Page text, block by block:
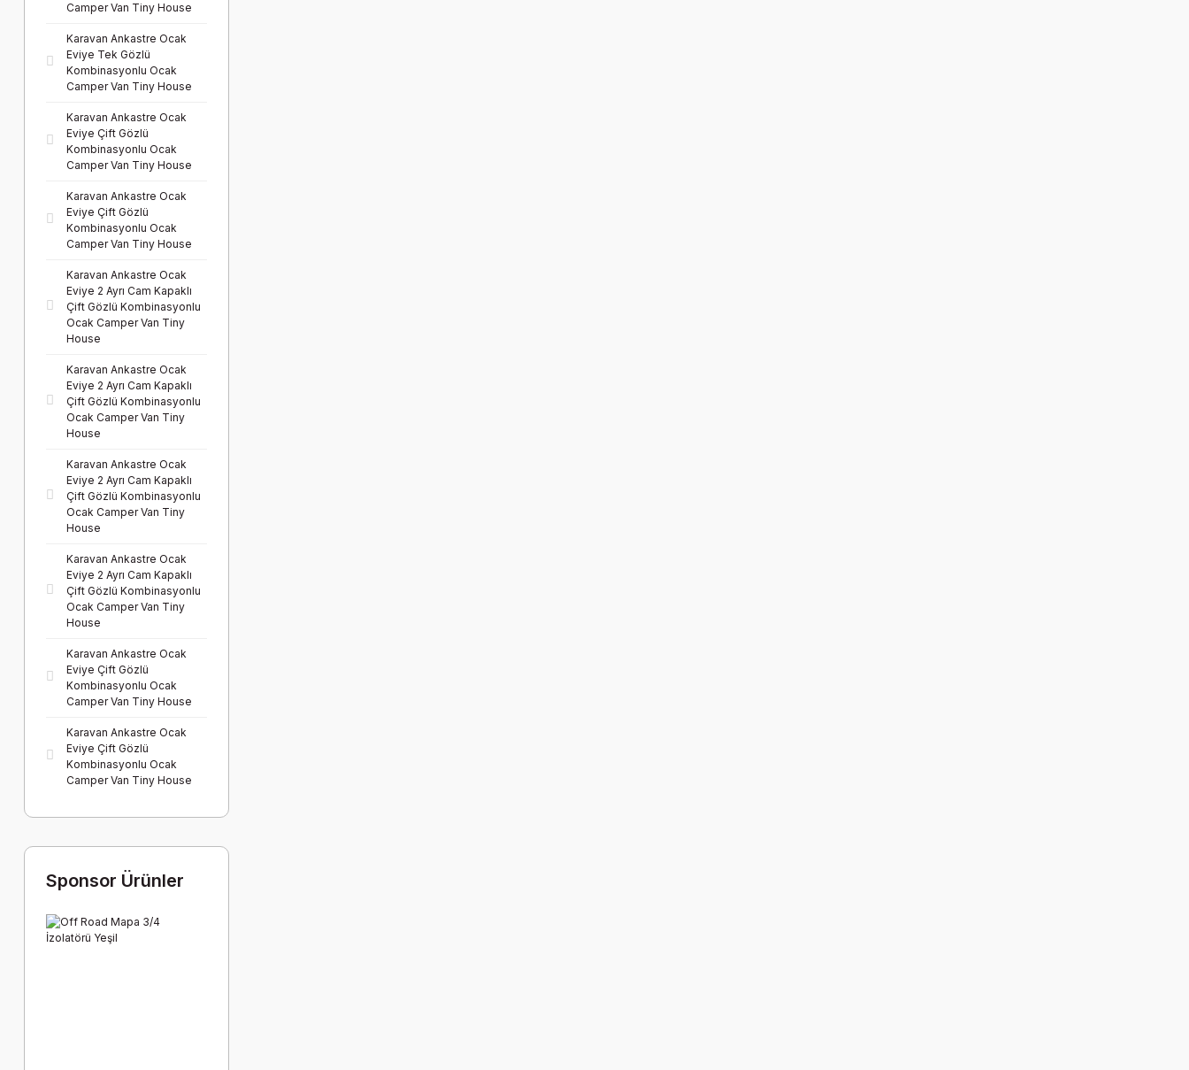
Camper Van Tiny House
Karavan Ankastre Ocak
Eviye Tek Gözlü
Kombinasyonlu Ocak
Camper Van Tiny House
Karavan Ankastre Ocak
Eviye Çift Gözlü
Kombinasyonlu Ocak
Camper Van Tiny House
Karavan Ankastre Ocak
Eviye Çift Gözlü
Kombinasyonlu Ocak
Camper Van Tiny House
Karavan Ankastre Ocak
Eviye 2 Ayrı Cam Kapaklı
Çift Gözlü Kombinasyonlu
Ocak Camper Van Tiny
House
Karavan Ankastre Ocak
Eviye 2 Ayrı Cam Kapaklı
Çift Gözlü Kombinasyonlu
Ocak Camper Van Tiny
House
Karavan Ankastre Ocak
Eviye 2 Ayrı Cam Kapaklı
Çift Gözlü Kombinasyonlu
Ocak Camper Van Tiny
House
Karavan Ankastre Ocak
Eviye 2 Ayrı Cam Kapaklı
Çift Gözlü Kombinasyonlu
Ocak Camper Van Tiny
House
Karavan Ankastre Ocak
Eviye Çift Gözlü
Kombinasyonlu Ocak
Camper Van Tiny House
Karavan Ankastre Ocak
Eviye Çift Gözlü
Kombinasyonlu Ocak
Camper Van Tiny House
Sponsor Ürünler